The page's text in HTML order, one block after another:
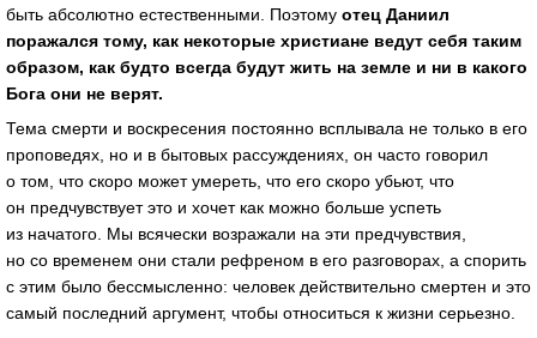
быть абсолютно естественными. Поэтому отец Даниил
поражался тому, как некоторые христиане ведут себя таким
образом, как будто всегда будут жить на земле и ни в какого
Бога они не верят.
Тема смерти и воскресения постоянно всплывала не только в его
проповедях, но и в бытовых рассуждениях, он часто говорил
о том, что скоро может умереть, что его скоро убьют, что
он предчувствует это и хочет как можно больше успеть
из начатого. Мы всячески возражали на эти предчувствия,
но со временем они стали рефреном в его разговорах, а спорить
с этим было бессмысленно: человек действительно смертен и это
самый последний аргумент, чтобы относиться к жизни серьезно.